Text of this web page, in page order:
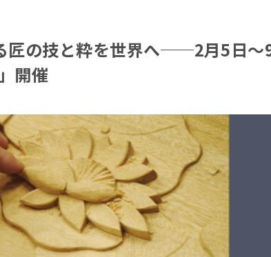
匠の技と粋を世界へ──2月5日〜
開催